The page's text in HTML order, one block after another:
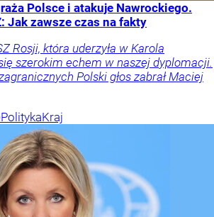
Polsce i atakuje Nawrockiego.
Jak zawsze czas na fakty
Rosji, która uderzyła w Karola
szerokim echem w naszej dyplomacji.
Polski głos zabrał Maciej
PolitykaKraj